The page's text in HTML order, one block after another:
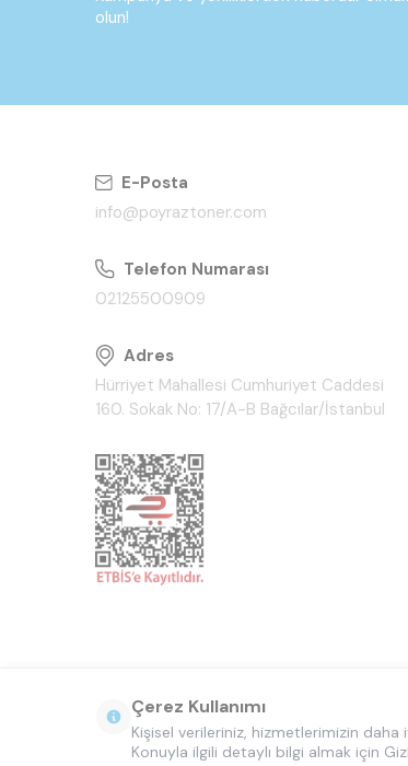
olun!
E-Posta
info@poyraztoner.com
Telefon Numarası
02125500909
Adres
Hürriyet Mahallesi Cumhuriyet Caddesi
160. Sokak No: 17/A-B Bağcılar/İstanbul
Çerez Kullanımı
Kişisel verileriniz, hizmetlerimizin
Konuyla ilgili detaylı bilgi almak için